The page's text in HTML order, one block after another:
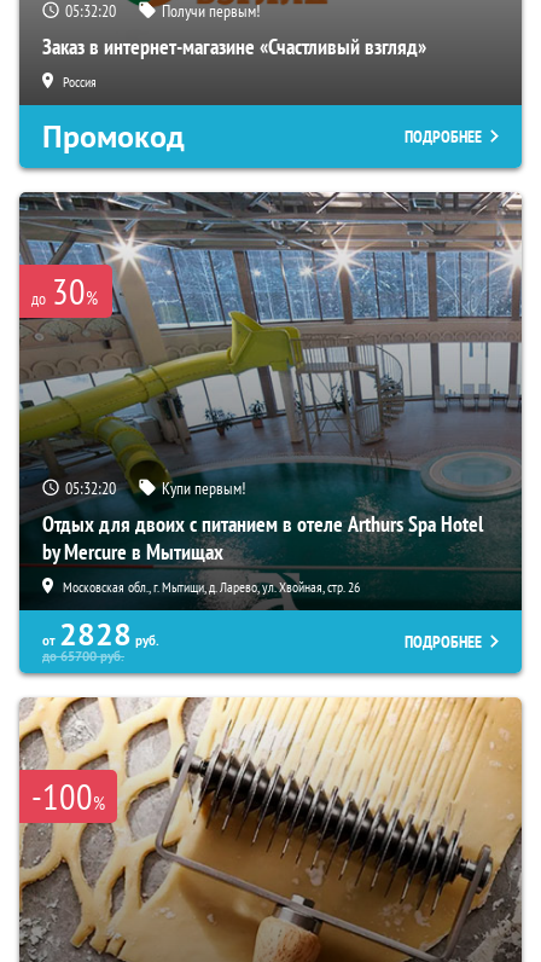
05:32:19 Получи первым!
Заказ в интернет-магазине «Счастливый взгляд»
Россия
Промокод ПОДРОБНЕЕ
до 30%
05:32:19 Купи первым!
Отдых для двоих с питанием в отеле Arthurs Spa Hotel
by Mercure в Мытищах
Московская обл., г. Мытищи, д. Ларево, ул. Хвойная, стр. 26
от 2828 руб.
до65700руб.
ПОДРОБНЕЕ
-100%